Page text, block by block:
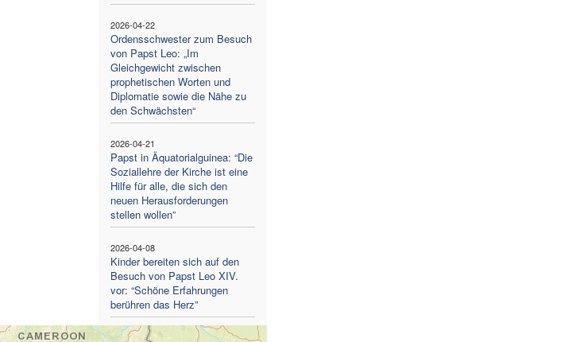
2026-04-22
Ordensschwester zum Besuch
von Papst Leo: „Im
Gleichgewicht zwischen
prophetischen Worten und
Diplomatie sowie die Nähe zu
den Schwächsten“
2026-04-21
Papst in Äquatorialguinea: “Die
Soziallehre der Kirche ist eine
Hilfe für alle, die sich den
neuen Herausforderungen
stellen wollen”
2026-04-08
Kinder bereiten sich auf den
Besuch von Papst Leo XIV.
vor: “Schöne Erfahrungen
berühren das Herz”